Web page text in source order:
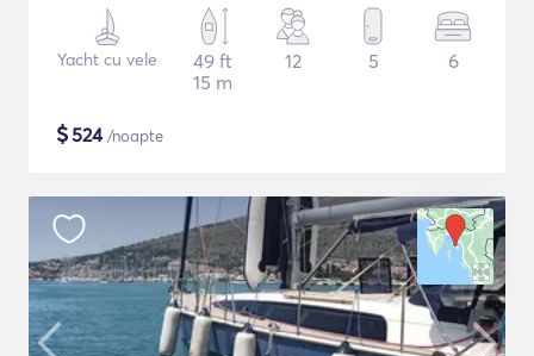
Yacht cu vele
49 ft
15 m
12 5 6
$524/noapte